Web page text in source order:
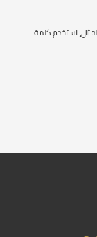
استخدم كلمة